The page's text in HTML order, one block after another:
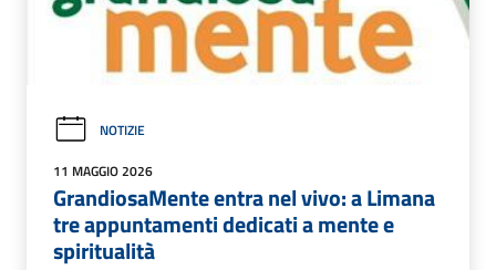
NOTIZIE
11 MAGGIO 2026
GrandiosaMente entra nel vivo: a Limana
tre appuntamenti dedicati a mente e
spiritualità